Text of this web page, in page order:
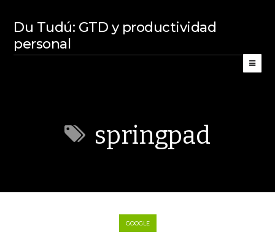
Du Tudú: GTD y productividad
personal
springpad
GOOGLE